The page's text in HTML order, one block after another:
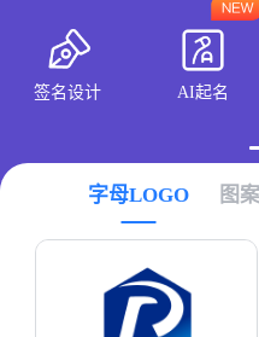
签名设计 AI起名
字母LOGO 图